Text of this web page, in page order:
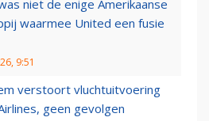
niet de enige Amerikaanse
waarmee United een fusie
9:51
verstoort vluchtuitvoering
geen gevolgen